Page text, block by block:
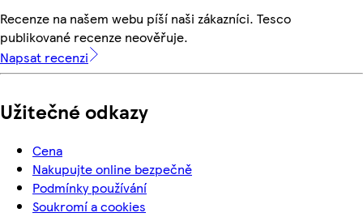
Recenze na našem webu píší naši zákazníci. Tesco
publikované recenze neověřuje.
Napsat recenzi
Užitečné odkazy
Cena
Nakupujte online bezpečně
Podmínky používání
Soukromí a cookies